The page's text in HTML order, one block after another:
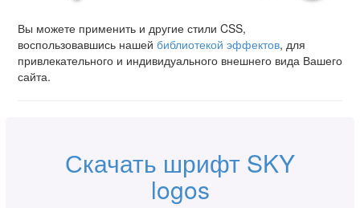
Вы можете применить и другие стили CSS,
воспользовавшись нашей библиотекой эффектов, для
привлекательного и индивидуального внешнего вида Вашего
сайта.
Скачать шрифт SKY
logos